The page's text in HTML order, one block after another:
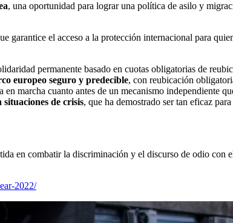
, una oportunidad para lograr una política de asilo y
garantice el acceso a la protección internacional para
permanente basado en cuotas obligatorias de
europeo seguro y predecible, con reubicación
marcha cuanto antes de un mecanismo independiente
situaciones de crisis, que ha demostrado ser tan eficaz
en combatir la discriminación y el discurso de odio
2022/